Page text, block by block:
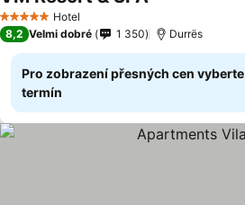
5 Počet hvězdiček
Hotel
8,2 Velmi dobré 1 350 Durrës
Pro zobrazení přesných cen vyberte
termín